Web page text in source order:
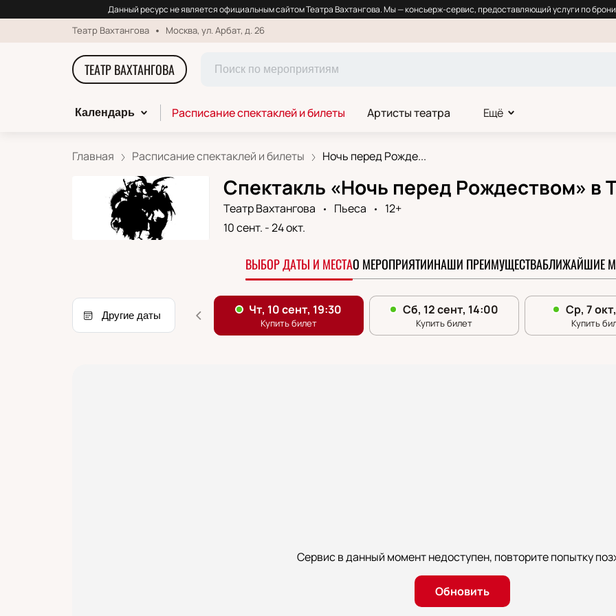
Данный ресурс не является официальным сайтом Театра Вахтангова. Мы — консьерж-сервис, предоставляющий услуги по
Театр Вахтангова Москва, ул. Арбат, д. 26
ТЕАТР ВАХТАНГОВА
Календарь Расписание спектаклей и билеты Артисты театра Ещё
Главная Расписание спектаклей и билеты Ночь перед Рожде...
Спектакль «Ночь перед Рождеством» в
Театр Вахтангова Пьеса
12+
10 сент. -24 окт.
ВЫБОР ДАТЫ И МЕСТАО МЕРОПРИЯТИИНАШИ ПРЕИМУЩЕСТВАБЛИЖАЙШИЕ
Другие даты
Сервис в данный момент недоступен, повторите попытку
Обновить